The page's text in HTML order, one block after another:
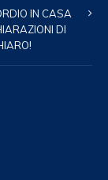
IN CASA
DI